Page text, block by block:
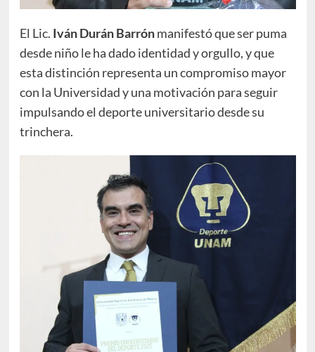
El Lic. Iván Durán Barrónmanifestó que ser puma
desde niño le ha dado identidad y orgullo, y que
esta distinción representa un compromiso mayor
con la Universidad y una motivación para seguir
impulsando el deporte universitario desde su
trinchera.